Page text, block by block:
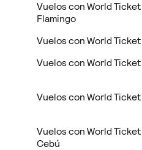
Vuelos con World
Flamingo
Vuelos con World
Vuelos con World
Vuelos con World Ticket
Vuelos con World
Cebú